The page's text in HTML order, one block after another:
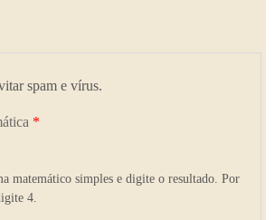
spam e vírus.
*
matemático simples e digite o resultado. Por
4.